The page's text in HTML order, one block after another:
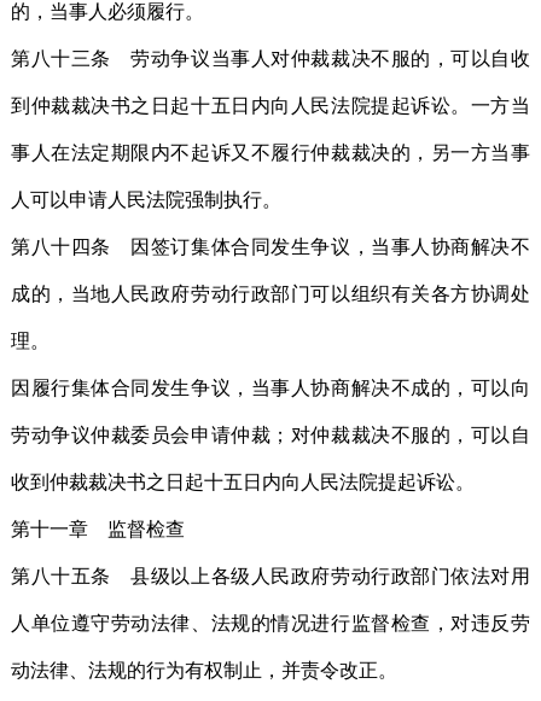
的，当事人必须履行。
第八十三条 劳动争议当事人对仲裁裁决不服的，可以自收
到仲裁裁决书之日起十五日内向人民法院提起诉讼。一方当
事人在法定期限内不起诉又不履行仲裁裁决的，另一方当事
人可以申请人民法院强制执行。
第八十四条 因签订集体合同发生争议，当事人协商解决不
成的，当地人民政府劳动行政部门可以组织有关各方协调处
理。
因履行集体合同发生争议，当事人协商解决不成的，可以向
劳动争议仲裁委员会申请仲裁；对仲裁裁决不服的，可以自
收到仲裁裁决书之日起十五日内向人民法院提起诉讼。
第十一章 监督检查
第八十五条 县级以上各级人民政府劳动行政部门依法对用
人单位遵守劳动法律、法规的情况进行监督检查，对违反劳
动法律、法规的行为有权制止，并责令改正。